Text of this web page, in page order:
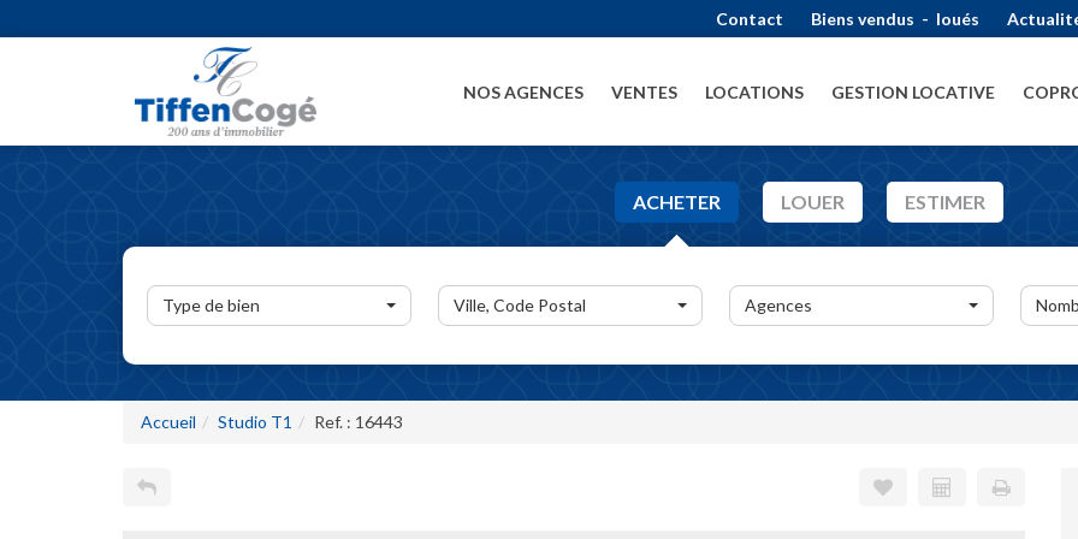
Contact Biens vendus - loués
NOS AGENCES VENTES LOCATIONS GESTION LOCATIVE
ACHETER LOUER ESTIMER
Type de bien Ville, Code Postal Agences
Accueil Studio T1 Ref. : 16443